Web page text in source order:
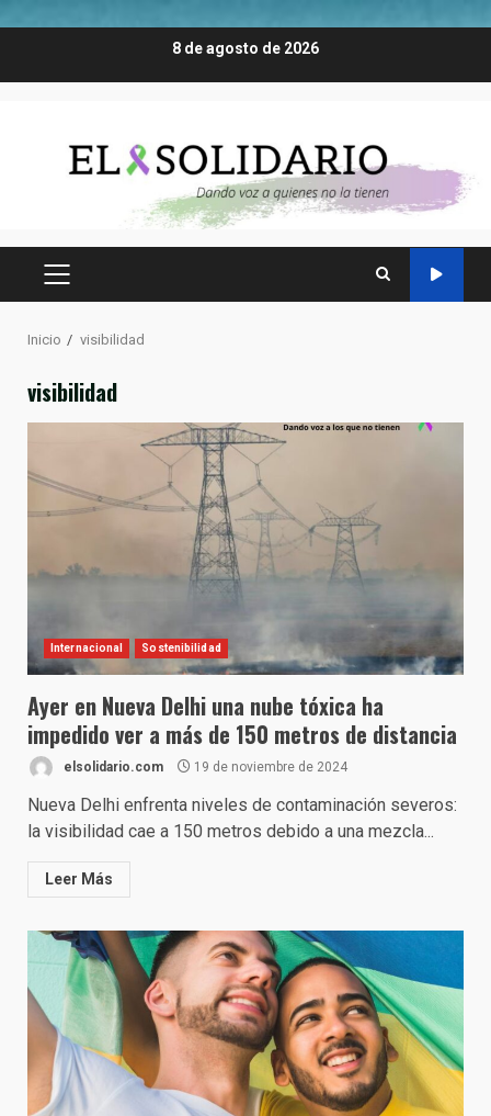
8 de agosto de 2026
MENÚ
Inicio visibilidad
visibilidad
Internacional Sostenibilidad
Ayer en Nueva Delhi una nube tóxica ha
impedido ver a más de 150 metros de distancia
elsolidario.com 19 de noviembre de 2024
Nueva Delhi enfrenta niveles de contaminación severos:
la visibilidad cae a 150 metros debido a una mezcla...
Leer Más